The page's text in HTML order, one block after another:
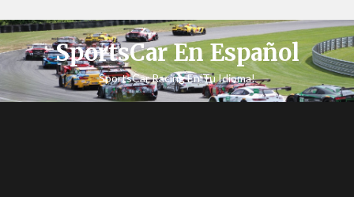
SportsCar En Español
SportsCar Racing En Tu Idioma!